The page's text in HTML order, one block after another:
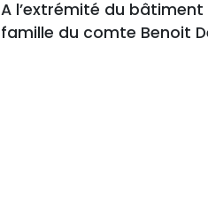
A l’extrémité du
famille du comte Benoit